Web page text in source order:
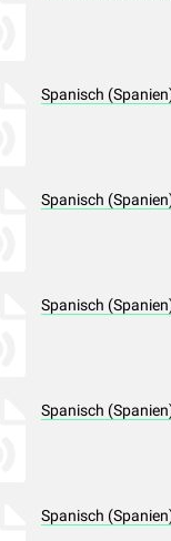
Spanisch
Spanisch
Spanisch
Spanisch
Spanisch